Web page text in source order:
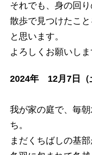
それでも、身の回
散歩で見つけたこ
と思います。
よろしくお願いしま
2024年 12月7日（
我が家の庭で、毎
ち。
まだくちばしの基